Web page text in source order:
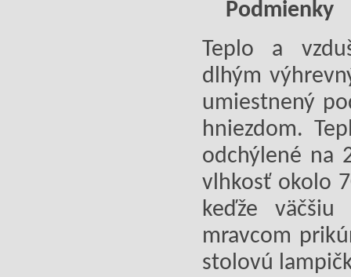
Podmienky
Teplo a
dlhým
umiestnený
hniezdom.
odchýlené na
vlhkosť okolo
keďže
mravcom
stolovú